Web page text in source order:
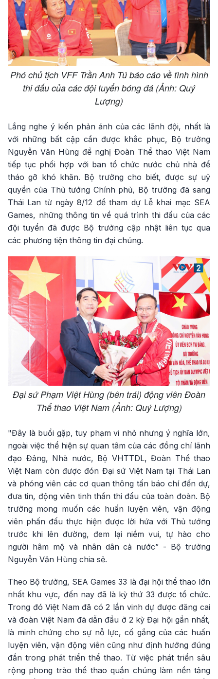
Phó chủ tịch VFF Trần Anh Tú báo cáo về tình hình
thi đấu của các đội tuyển bóng đá (Ảnh: Quý
Lượng)
Lắng nghe ý kiến phản ánh của các lãnh đội, nhất là
với những bất cập cần được khắc phục, Bộ trưởng
Nguyễn Văn Hùng đề nghị Đoàn Thể thao Việt Nam
tiếp tục phối hợp với ban tổ chức nước chủ nhà để
tháo gỡ khó khăn. Bộ trưởng cho biết, được sự uỷ
quyền của Thủ tướng Chính phủ, Bộ trưởng đã sang
Thái Lan từ ngày 8/12 để tham dự Lễ khai mạc SEA
Games, những thông tin về quá trình thi đấu của các
đội tuyển đã được Bộ trưởng cập nhật liên tục qua
các phương tiện thông tin đại chúng.
Đại sứ Phạm Việt Hùng (bên trái) động viên Đoàn
Thể thao Việt Nam (Ảnh: Quý Lượng)
"Đây là buổi gặp, tuy phạm vi nhỏ nhưng ý nghĩa lớn,
ngoài việc thể hiện sự quan tâm của các đồng chí lãnh
đạo Đảng, Nhà nước, Bộ VHTTDL, Đoàn Thể thao
Việt Nam còn được đón Đại sứ Việt Nam tại Thái Lan
và phóng viên các cơ quan thông tấn báo chí đến dự,
đưa tin, động viên tinh thần thi đấu của toàn đoàn. Bộ
trưởng mong muốn các huấn luyện viên, vận động
viên phấn đấu thực hiện được lời hứa với Thủ tướng
trước khi lên đường, đem lại niềm vui, tự hào cho
người hâm mộ và nhân dân cả nước” - Bộ trưởng
Nguyễn Văn Hùng chia sẻ.
Theo Bộ trưởng, SEA Games 33 là đại hội thể thao lớn
nhất khu vực, đến nay đã là kỳ thứ 33 được tổ chức.
Trong đó Việt Nam đã có 2 lần vinh dự được đăng cai
và đoàn Việt Nam đã dẫn đầu ở 2 kỳ Đại hội gần nhất,
là minh chứng cho sự nỗ lực, cố gắng của các huấn
luyện viên, vận động viên cũng như định hướng đúng
đắn trong phát triển thể thao. Từ việc phát triển sâu
rộng phong trào thể thao quần chúng làm nền tảng